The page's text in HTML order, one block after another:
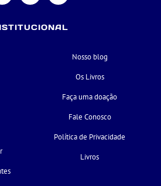
Nosso blog
Os Livros
Faça uma doação
Fale Conosco
Política de Privacidade
Livros